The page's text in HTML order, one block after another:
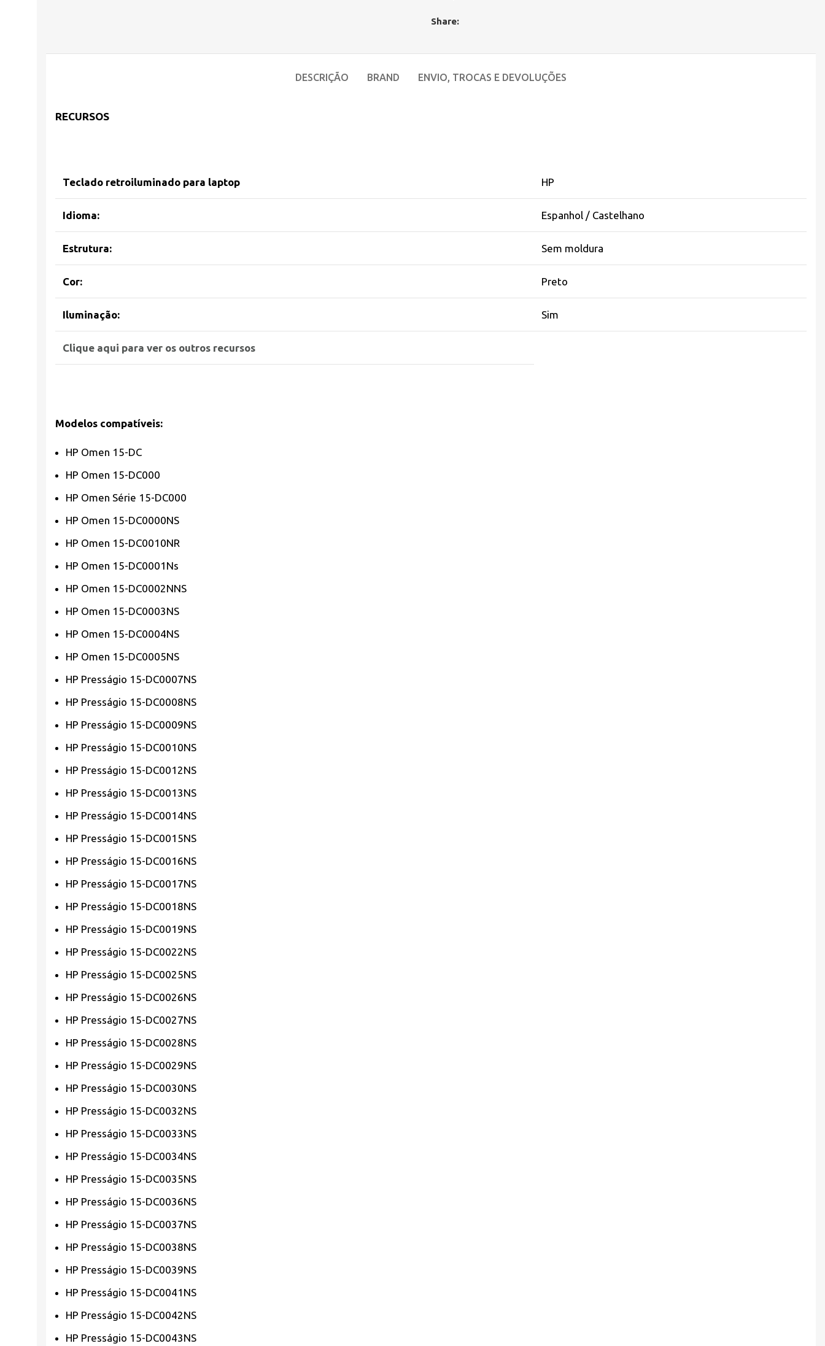
Share:
DESCRIÇÃO BRAND ENVIO, TROCAS E DEVOLUÇÕES
RECURSOS
Teclado retroiluminado para laptop HP
Idioma: Espanhol / Castelhano
Estrutura: Sem moldura
Cor: Preto
Iluminação: Sim
Clique aqui para ver os outros recursos
Modelos compatíveis:
HP Omen 15-DC
HP Omen 15-DC000
HP Omen Série 15-DC000
HP Omen 15-DC0000NS
HP Omen 15-DC0010NR
HP Omen 15-DC0001Ns
HP Omen 15-DC0002NNS
HP Omen 15-DC0003NS
HP Omen 15-DC0004NS
HP Omen 15-DC0005NS
HP Presságio 15-DC0007NS
HP Presságio 15-DC0008NS
HP Presságio 15-DC0009NS
HP Presságio 15-DC0010NS
HP Presságio 15-DC0012NS
HP Presságio 15-DC0013NS
HP Presságio 15-DC0014NS
HP Presságio 15-DC0015NS
HP Presságio 15-DC0016NS
HP Presságio 15-DC0017NS
HP Presságio 15-DC0018NS
HP Presságio 15-DC0019NS
HP Presságio 15-DC0022NS
HP Presságio 15-DC0025NS
HP Presságio 15-DC0026NS
HP Presságio 15-DC0027NS
HP Presságio 15-DC0028NS
HP Presságio 15-DC0029NS
HP Presságio 15-DC0030NS
HP Presságio 15-DC0032NS
HP Presságio 15-DC0033NS
HP Presságio 15-DC0034NS
HP Presságio 15-DC0035NS
HP Presságio 15-DC0036NS
HP Presságio 15-DC0037NS
HP Presságio 15-DC0038NS
HP Presságio 15-DC0039NS
HP Presságio 15-DC0041NS
HP Presságio 15-DC0042NS
HP Presságio 15-DC0043NS